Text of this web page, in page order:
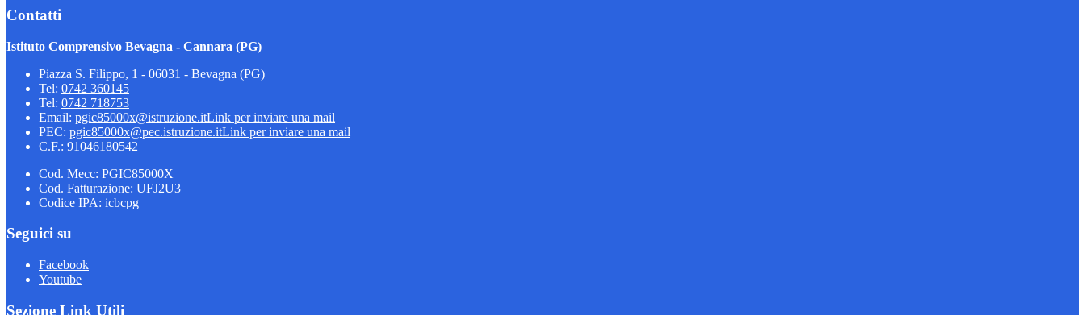
Contatti
Istituto Comprensivo Bevagna - Cannara (PG)
Piazza S. Filippo, 1 - 06031 - Bevagna (PG)
Tel: 0742 360145
Tel: 0742 718753
Email: pgic85000x@istruzione.itLink per inviare una mail
PEC: pgic85000x@pec.istruzione.itLink per inviare una mail
C.F.: 91046180542
Cod. Mecc: PGIC85000X
Cod. Fatturazione: UFJ2U3
Codice IPA: icbcpg
Seguici su
Facebook
Youtube
Sezione Link Utili